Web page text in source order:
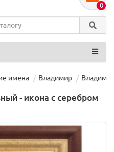
0
имена Владимир
- икона с серебром